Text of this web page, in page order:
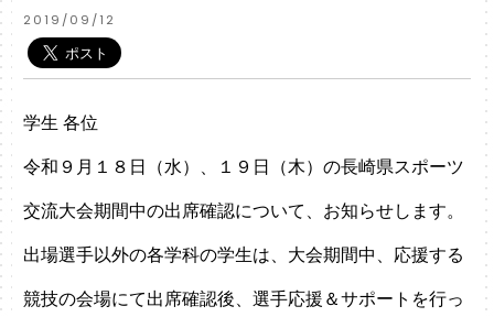
2019/09/12
学生 各位
令和９月１８日（水）、１９日（木）の長崎県スポーツ
交流大会期間中の出席確認について、お知らせします。
出場選手以外の各学科の学生は、大会期間中、応援する
競技の会場にて出席確認後、選手応援＆サポートを行っ